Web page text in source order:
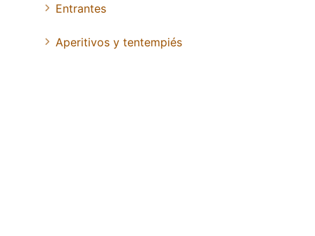
Entrantes
Aperitivos y tentempiés